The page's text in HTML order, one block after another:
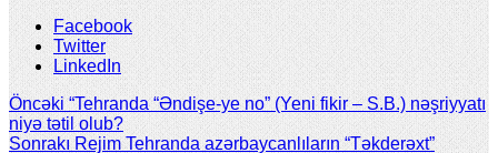
Facebook
Twitter
LinkedIn
Öncəki “Tehranda “Əndişe-ye no” (Yeni fikir – S.B.) nəşriyyatı
niyə tətil olub?
SonrakıRejim Tehranda azərbaycanlıların “Təkderəxt”